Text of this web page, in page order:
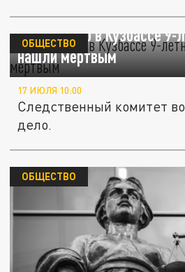
Пропавшего в Кузбассе 9-
нашли мертвым
ОБЩЕСТВО
17 ИЮЛЯ 10:00
Следственный комитет
дело.
ОБЩЕСТВО